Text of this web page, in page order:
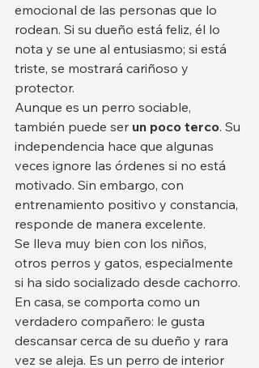
emocional de las personas que lo
rodean. Si su dueño está feliz, él lo
nota y se une al entusiasmo; si está
triste, se mostrará cariñoso y
protector.
Aunque es un perro sociable,
también puede ser un poco terco. Su
independencia hace que algunas
veces ignore las órdenes si no está
motivado. Sin embargo, con
entrenamiento positivo y constancia,
responde de manera excelente.
Se lleva muy bien con los niños,
otros perros y gatos, especialmente
si ha sido socializado desde cachorro.
En casa, se comporta como un
verdadero compañero: le gusta
descansar cerca de su dueño y rara
vez se aleja. Es un perro de interior